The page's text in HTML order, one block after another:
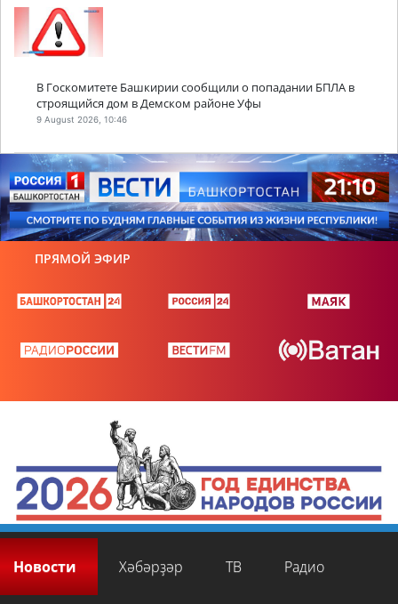
В Госкомитете Башкирии сообщили о попадании БПЛА в
строящийся дом в Демском районе Уфы
9 August 2026, 10:46
ПРЯМОЙ ЭФИР
Новости Хәбәрҙәр ТВ Радио